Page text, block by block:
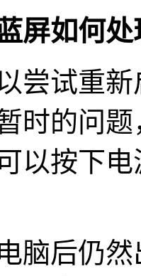
屏如何处
尝试重
时的问
以按下
脑后仍